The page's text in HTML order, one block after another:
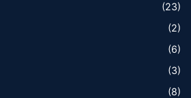
(23)
(2)
(6)
(3)
(8)